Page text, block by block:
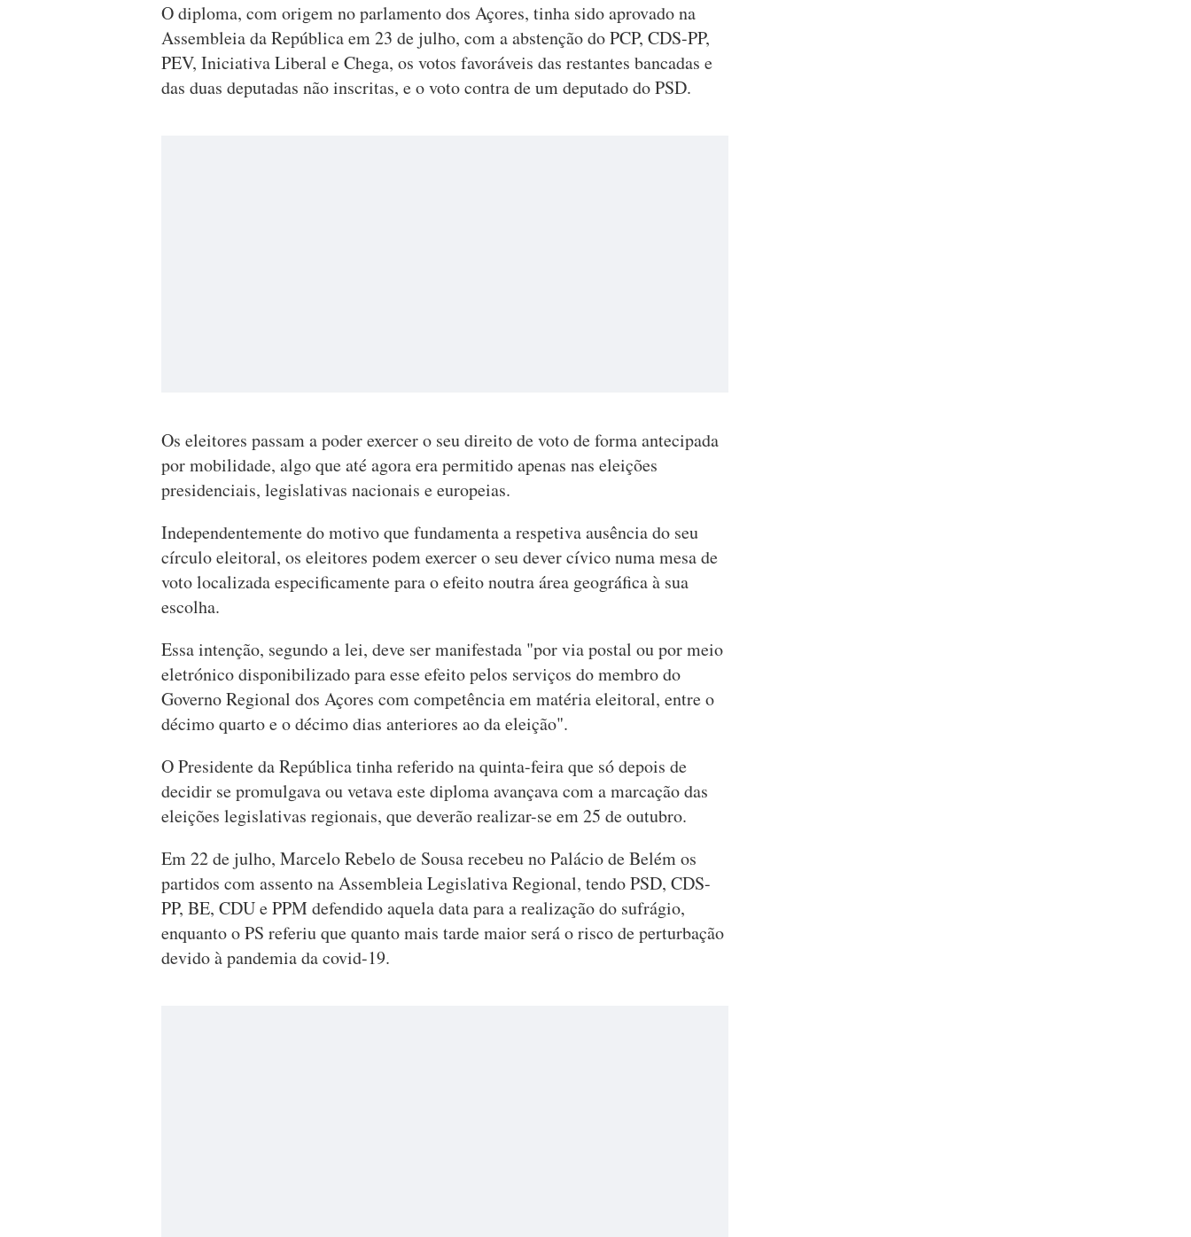
O diploma, com origem no parlamento dos Açores, tinha sido aprovado na
Assembleia da República em 23 de julho, com a abstenção do PCP, CDS-PP,
PEV, Iniciativa Liberal e Chega, os votos favoráveis das restantes bancadas e
das duas deputadas não inscritas, e o voto contra de um deputado do PSD.
Os eleitores passam a poder exercer o seu direito de voto de forma antecipada
por mobilidade, algo que até agora era permitido apenas nas eleições
presidenciais, legislativas nacionais e europeias.
Independentemente do motivo que fundamenta a respetiva ausência do seu
círculo eleitoral, os eleitores podem exercer o seu dever cívico numa mesa de
voto localizada especificamente para o efeito noutra área geográfica à sua
escolha.
Essa intenção, segundo a lei, deve ser manifestada "por via postal ou por meio
eletrónico disponibilizado para esse efeito pelos serviços do membro do
Governo Regional dos Açores com competência em matéria eleitoral, entre o
décimo quarto e o décimo dias anteriores ao da eleição".
O Presidente da República tinha referido na quinta-feira que só depois de
decidir se promulgava ou vetava este diploma avançava com a marcação das
eleições legislativas regionais, que deverão realizar-se em 25 de outubro.
Em 22 de julho, Marcelo Rebelo de Sousa recebeu no Palácio de Belém os
partidos com assento na Assembleia Legislativa Regional, tendo PSD, CDS-
PP, BE, CDU e PPM defendido aquela data para a realização do sufrágio,
enquanto o PS referiu que quanto mais tarde maior será o risco de perturbação
devido à pandemia da covid-19.